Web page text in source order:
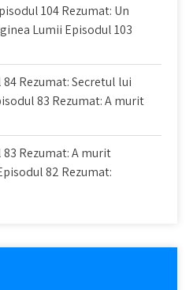
104 Rezumat: Un
Lumii Episodul 103
Rezumat: Secretul lui
83 Rezumat: A murit
Rezumat: A murit
82 Rezumat: